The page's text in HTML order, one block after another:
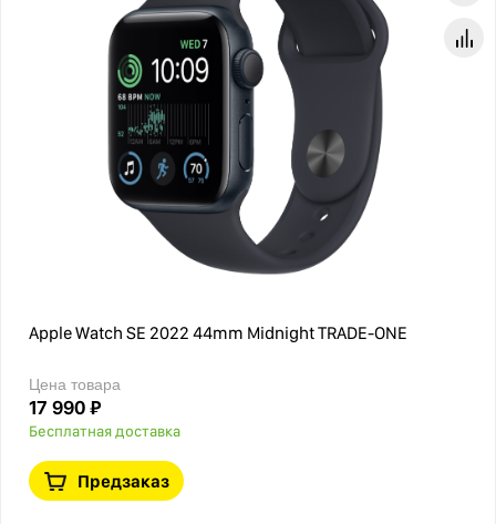
Apple Watch SE 2022 44mm Midnight TRADE-ONE
Цена товара
17 990 ₽
Бесплатная доставка
Предзаказ